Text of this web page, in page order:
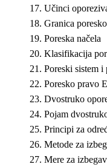
Učinci
Granica
Poreska načela
Klasifikacija
Poreski sistem i
Poresko pravo
Dvostruko
Pojam
Principi za
Metode za
Mere za